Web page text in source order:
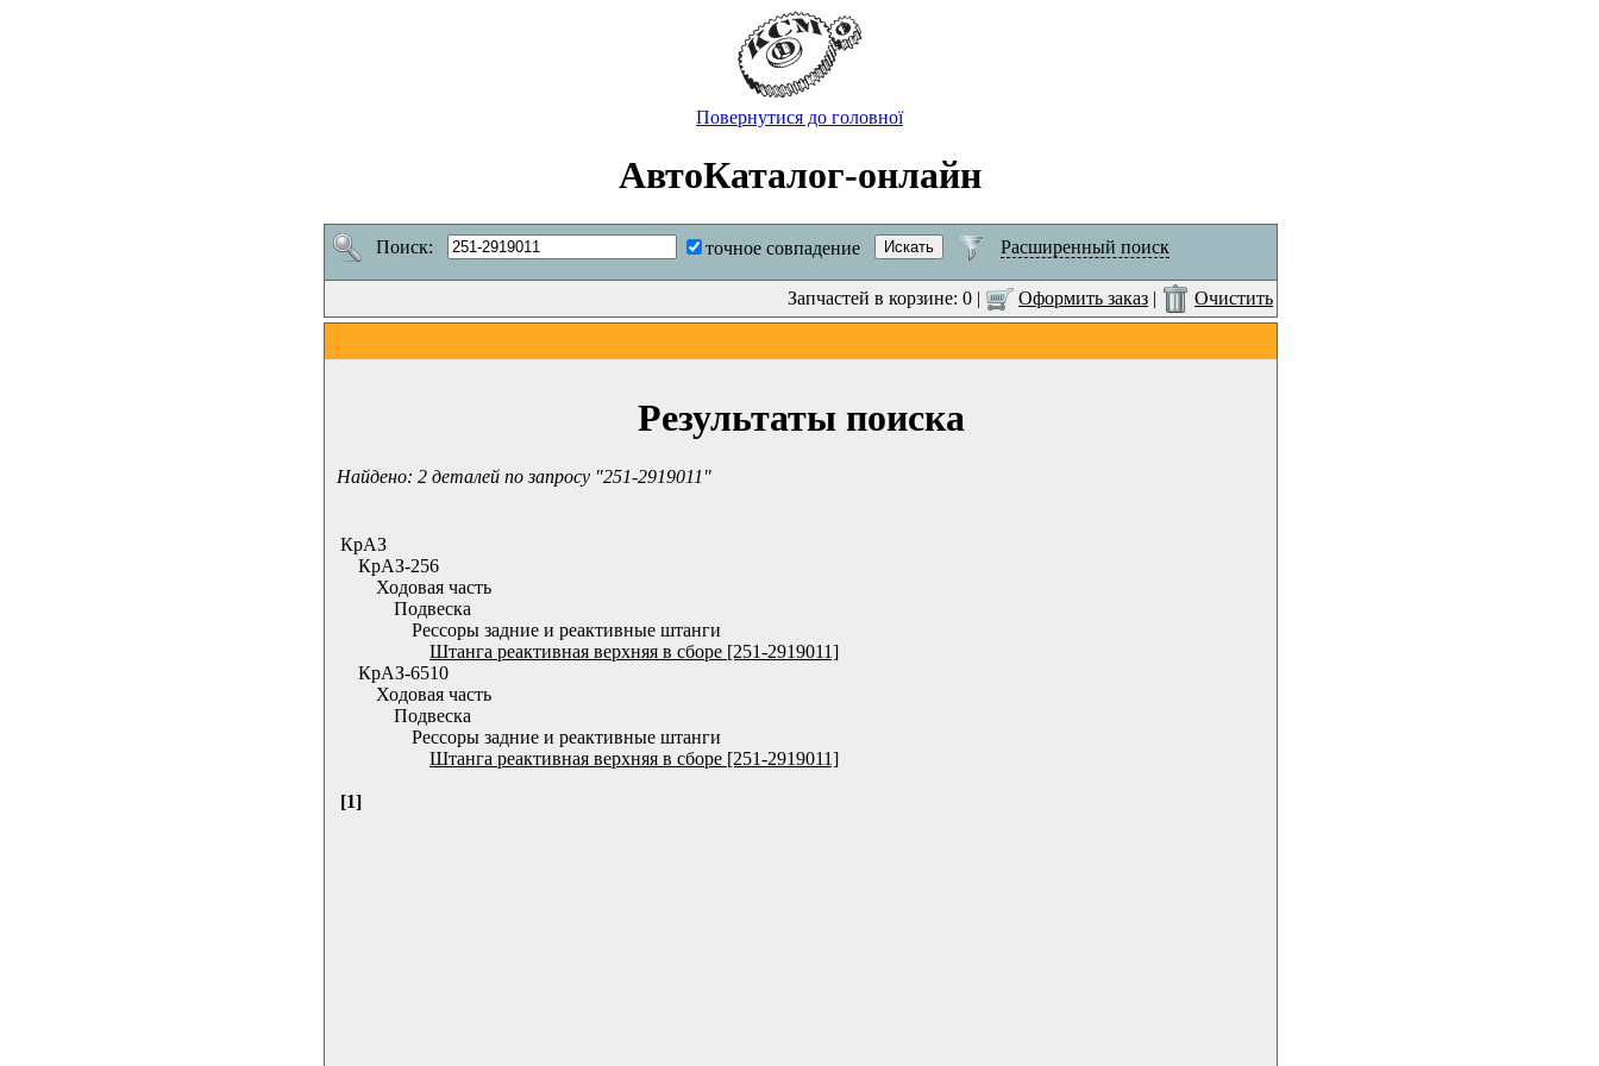
Повернутися до головної
АвтоКаталог-онлайн
Поиск: точное совпадение Расширенный поиск
Запчастей в корзине: 0 | Оформить заказ | Очистить
Результаты поиска
Найдено: 2 деталей по запросу "251-2919011"
КрАЗ
КрАЗ-256
Ходовая часть
Подвеска
Рессоры задние и реактивные штанги
Штанга реактивная верхняя в сборе [251-2919011]
КрАЗ-6510
Ходовая часть
Подвеска
Рессоры задние и реактивные штанги
Штанга реактивная верхняя в сборе [251-2919011]
[1]